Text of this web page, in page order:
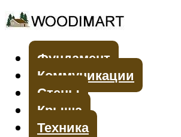
Фундамент
Коммуникации
Стены
Крыша
Техника